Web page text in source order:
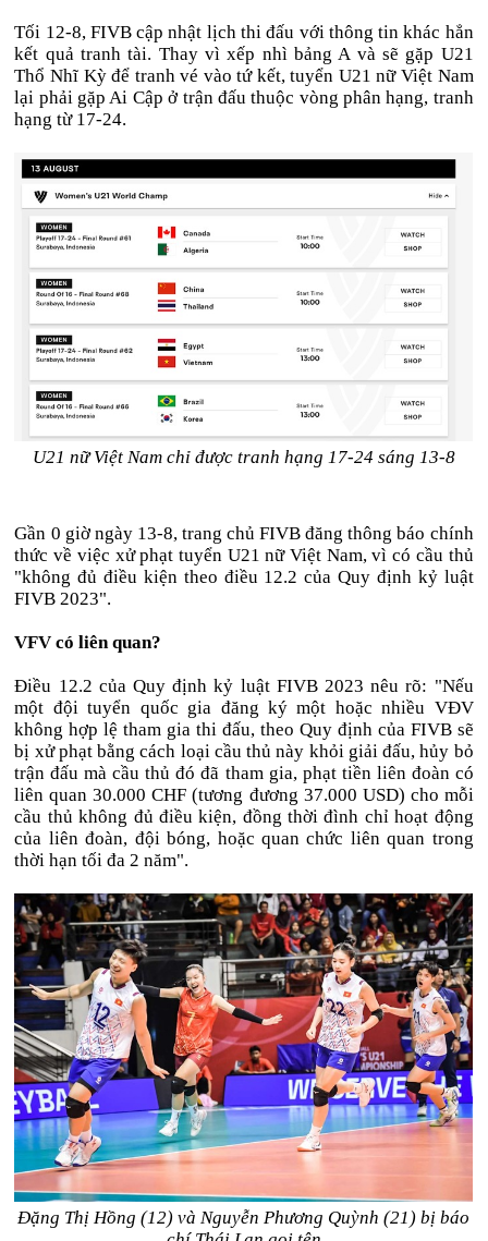
Tối 12-8, FIVB cập nhật lịch thi đấu với thông tin khác hẳn
kết quả tranh tài. Thay vì xếp nhì bảng A và sẽ gặp U21
Thổ Nhĩ Kỳ để tranh vé vào tứ kết, tuyển U21 nữ Việt Nam
lại phải gặp Ai Cập ở trận đấu thuộc vòng phân hạng, tranh
hạng từ 17-24.
U21 nữ Việt Nam chỉ được tranh hạng 17-24 sáng 13-8
Gần 0 giờ ngày 13-8, trang chủ FIVB đăng thông báo chính
thức về việc xử phạt tuyển U21 nữ Việt Nam, vì có cầu thủ
"không đủ điều kiện theo điều 12.2 của Quy định kỷ luật
FIVB 2023".
VFV có liên quan?
Điều 12.2 của Quy định kỷ luật FIVB 2023 nêu rõ: "Nếu
một đội tuyển quốc gia đăng ký một hoặc nhiều VĐV
không hợp lệ tham gia thi đấu, theo Quy định của FIVB sẽ
bị xử phạt bằng cách loại cầu thủ này khỏi giải đấu, hủy bỏ
trận đấu mà cầu thủ đó đã tham gia, phạt tiền liên đoàn có
liên quan 30.000 CHF (tương đương 37.000 USD) cho mỗi
cầu thủ không đủ điều kiện, đồng thời đình chỉ hoạt động
của liên đoàn, đội bóng, hoặc quan chức liên quan trong
thời hạn tối đa 2 năm".
Đặng Thị Hồng (12) và Nguyễn Phương Quỳnh (21) bị báo